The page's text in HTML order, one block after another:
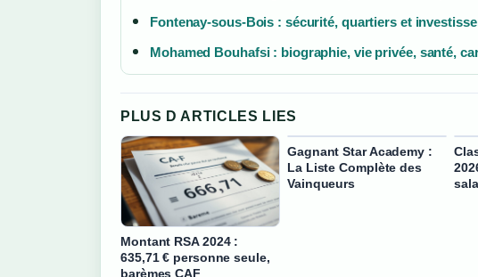
Fontenay-sous-Bois : sécurité, quartiers et
Mohamed Bouhafsi : biographie, vie privée, santé,
PLUS D ARTICLES LIES
Montant RSA 2024 :
635,71 € personne seule,
barèmes CAF
Gagnant Star Academy :
La Liste Complète des
Vainqueurs